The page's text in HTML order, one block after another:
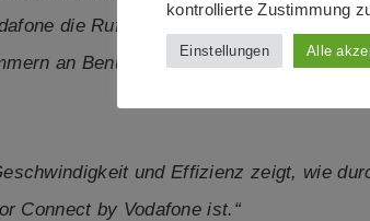
die Rufnummern direkt in unseren
an Benutzer und Voice Apps war
und Effizienz zeigt, wie
Connect by Vodafone ist.“
kontrollierte Zustimmung
Einstellungen Alle